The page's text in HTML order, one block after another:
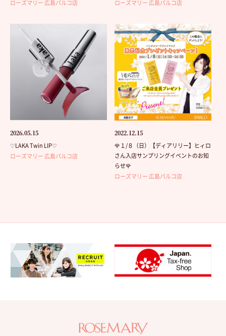
ローズマリー 広島パルコ店
ローズマリー 広島パルコ店
2026.05.15
♡LAKA Twin LIP♡
ローズマリー 広島パルコ店
2022.12.15
🌹１/８（日）【ディアリリー】ヒィロ
さん入店サンプリングイベントのお知
らせ🌹
ローズマリー 広島パルコ店